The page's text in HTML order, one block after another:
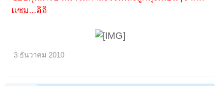
แซม...อิอิ
3 ธันวาคม 2010